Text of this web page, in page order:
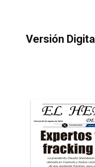
Versión Digital